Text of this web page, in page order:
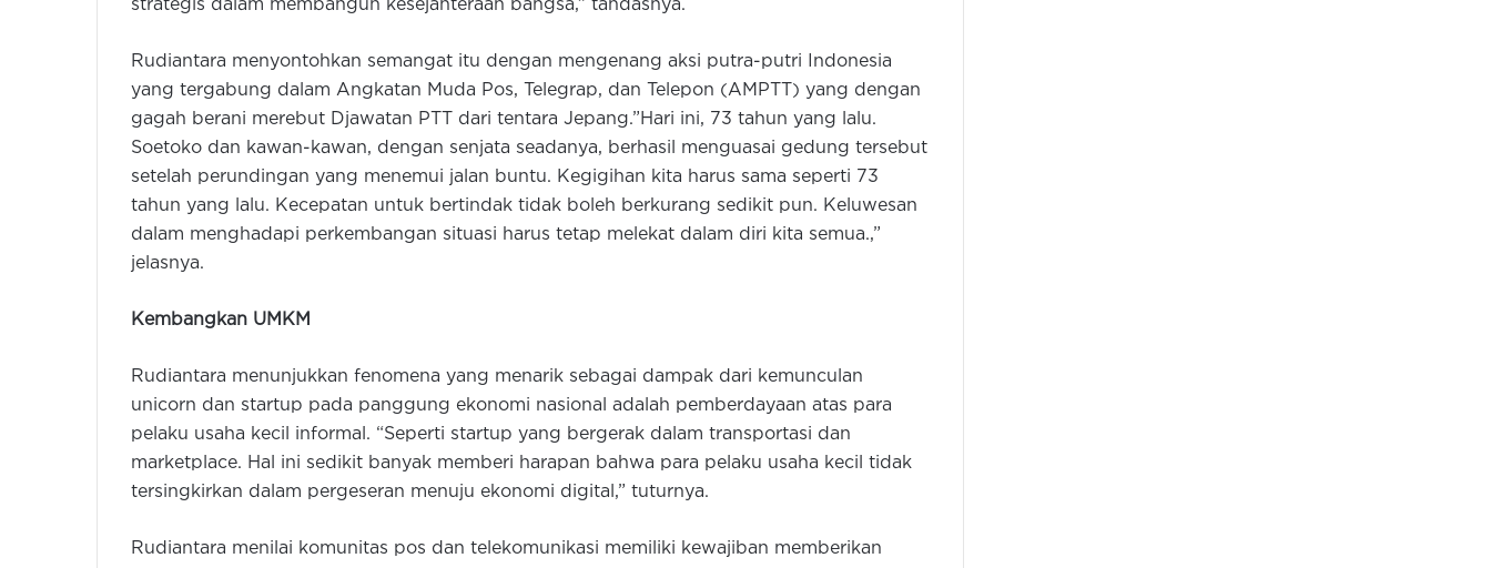
strategis dalam membangun kesejahteraan bangsa,” tandasnya.
Rudiantara menyontohkan semangat itu dengan mengenang aksi putra-putri Indonesia
yang tergabung dalam Angkatan Muda Pos, Telegrap, dan Telepon (AMPTT) yang dengan
gagah berani merebut Djawatan PTT dari tentara Jepang.”Hari ini, 73 tahun yang lalu.
Soetoko dan kawan-kawan, dengan senjata seadanya, berhasil menguasai gedung tersebut
setelah perundingan yang menemui jalan buntu. Kegigihan kita harus sama seperti 73
tahun yang lalu. Kecepatan untuk bertindak tidak boleh berkurang sedikit pun. Keluwesan
dalam menghadapi perkembangan situasi harus tetap melekat dalam diri kita semua.,”
jelasnya.
Kembangkan UMKM
Rudiantara menunjukkan fenomena yang menarik sebagai dampak dari kemunculan
unicorn dan startup pada panggung ekonomi nasional adalah pemberdayaan atas para
pelaku usaha kecil informal. “Seperti startup yang bergerak dalam transportasi dan
marketplace. Hal ini sedikit banyak memberi harapan bahwa para pelaku usaha kecil tidak
tersingkirkan dalam pergeseran menuju ekonomi digital,” tuturnya.
Rudiantara menilai komunitas pos dan telekomunikasi memiliki kewajiban memberikan